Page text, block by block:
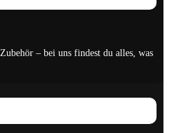
– bei uns findest du alles, was